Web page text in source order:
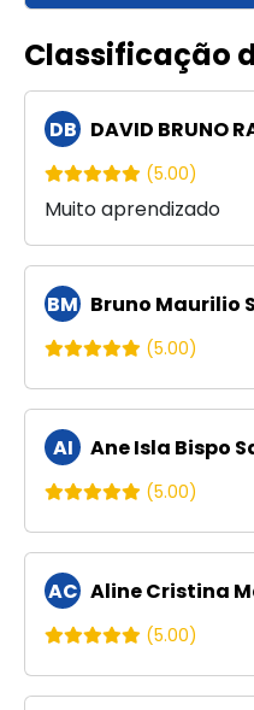
Classificação
DB DAVID BRUNO
(5.00)
Muito aprendizado
BM Bruno Maurilio
(5.00)
AI Ane Isla Bispo
(5.00)
AC Aline Cristina
(5.00)